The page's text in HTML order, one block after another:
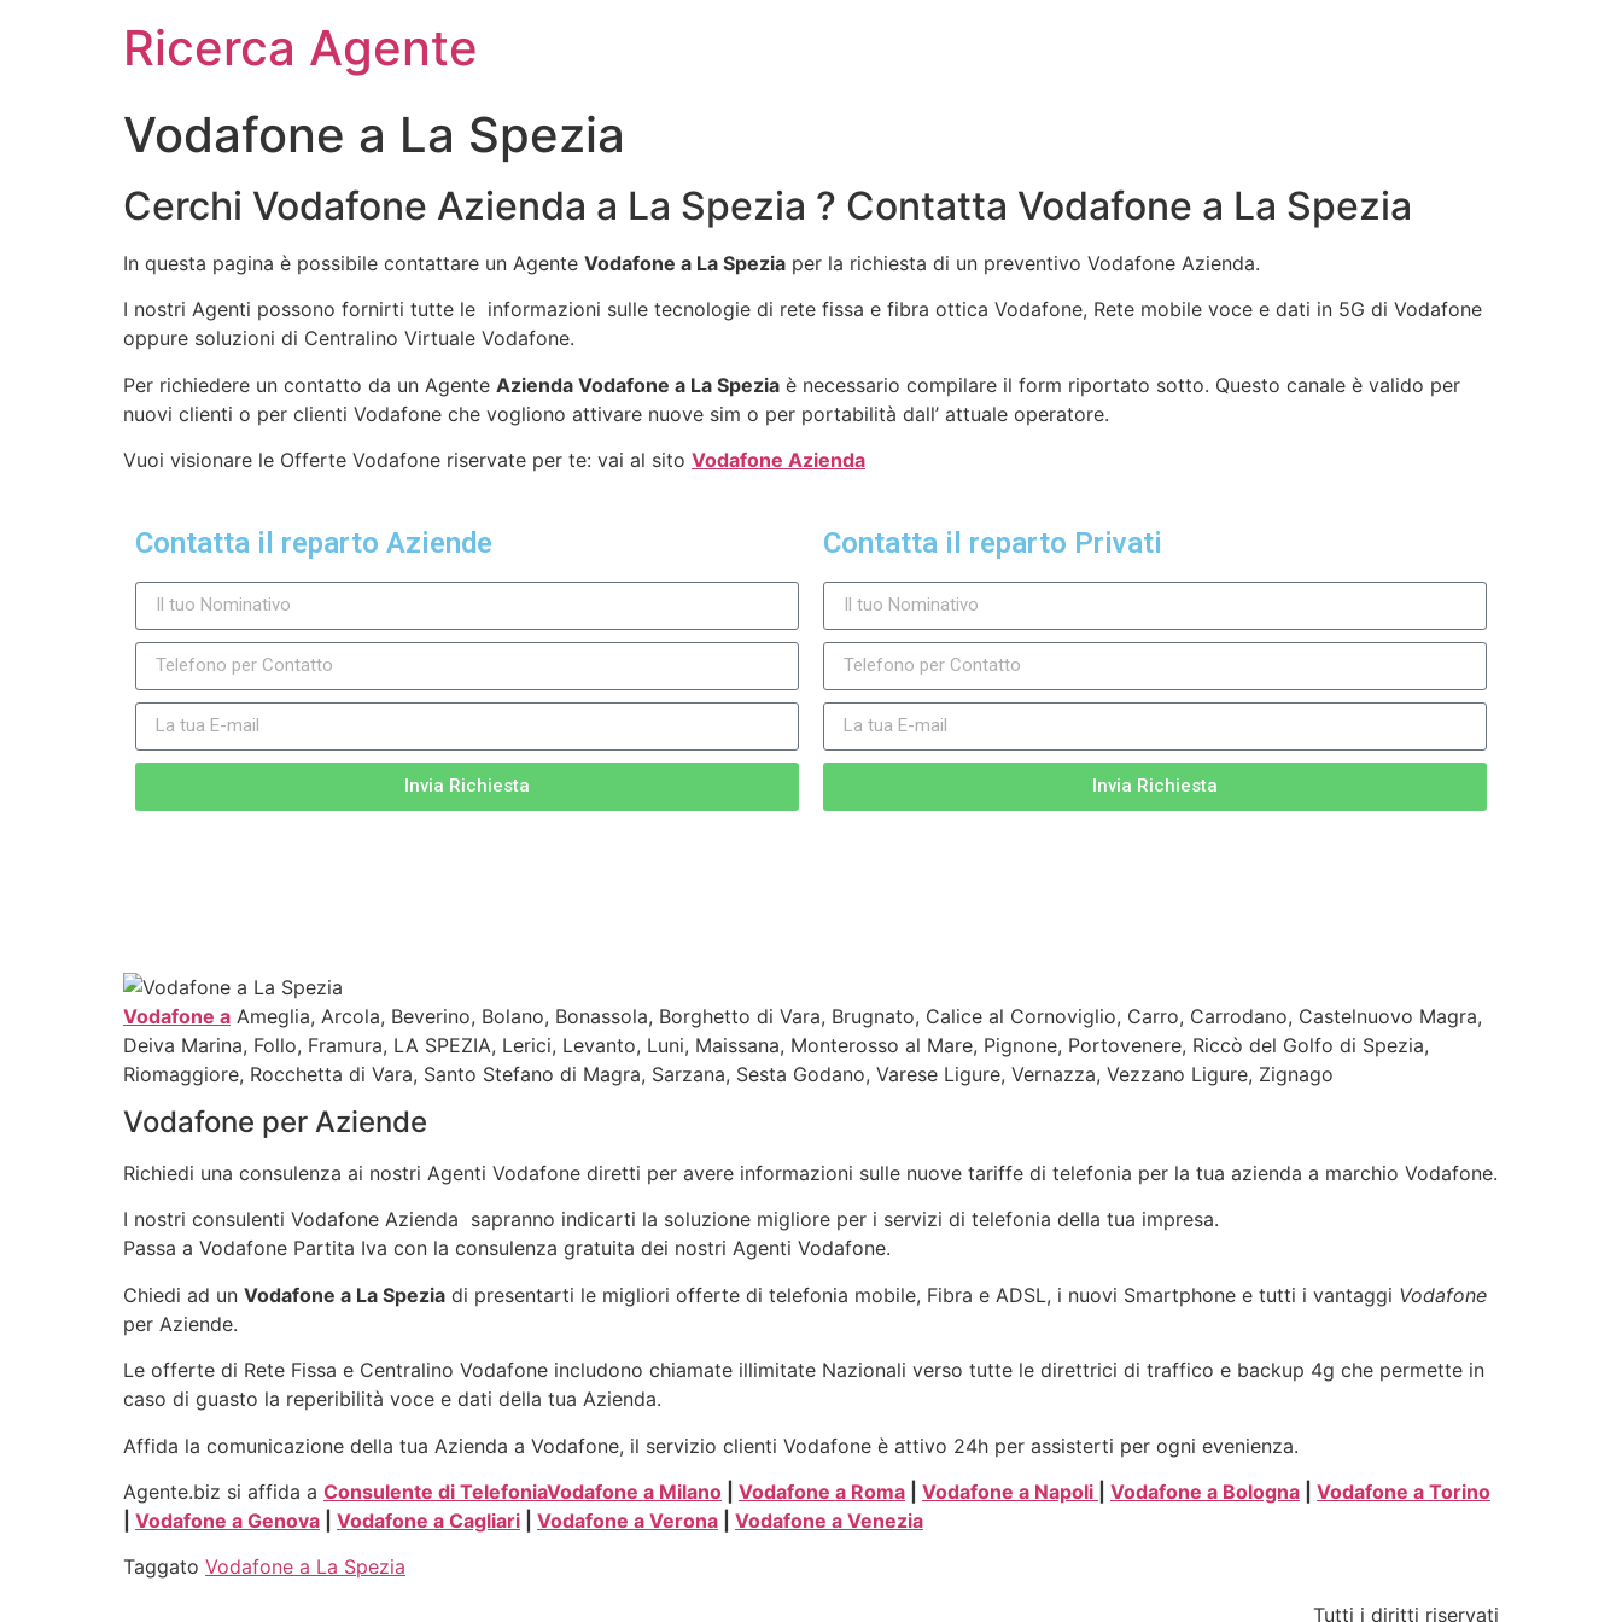
Ricerca Agente
Vodafone a La Spezia
Cerchi Vodafone Azienda a La Spezia ? Contatta Vodafone a La Spezia
In questa pagina è possibile contattare un Agente Vodafone a La Spezia per la richiesta di un preventivo Vodafone Azienda.
I nostri Agenti possono fornirti tutte le informazioni sulle tecnologie di rete fissa e fibra ottica Vodafone, Rete mobile voce e dati in 5G di Vodafone
oppure soluzioni di Centralino Virtuale Vodafone.
Per richiedere un contatto da un Agente Azienda Vodafone a La Spezia è necessario compilare il form riportato sotto. Questo canale è valido per
nuovi clienti o per clienti Vodafone che vogliono attivare nuove sim o per portabilità dall’ attuale operatore.
Vuoi visionare le Offerte Vodafone riservate per te: vai al sito Vodafone Azienda
Contatta il reparto Aziende
Invia Richiesta
Contatta il reparto Privati
Invia Richiesta
Vodafone a Ameglia, Arcola, Beverino, Bolano, Bonassola, Borghetto di Vara, Brugnato, Calice al Cornoviglio, Carro, Carrodano, Castelnuovo Magra,
Deiva Marina, Follo, Framura, LA SPEZIA, Lerici, Levanto, Luni, Maissana, Monterosso al Mare, Pignone, Portovenere, Riccò del Golfo di Spezia,
Riomaggiore, Rocchetta di Vara, Santo Stefano di Magra, Sarzana, Sesta Godano, Varese Ligure, Vernazza, Vezzano Ligure, Zignago
Vodafone per Aziende
Richiedi una consulenza ai nostri Agenti Vodafone diretti per avere informazioni sulle nuove tariffe di telefonia per la tua azienda a marchio Vodafone.
I nostri consulenti Vodafone Azienda sapranno indicarti la soluzione migliore per i servizi di telefonia della tua impresa.
Passa a Vodafone Partita Iva con la consulenza gratuita dei nostri Agenti Vodafone.
Chiedi ad un Vodafone a La Spezia di presentarti le migliori offerte di telefonia mobile, Fibra e ADSL, i nuovi Smartphone e tutti i vantaggi Vodafone
per Aziende.
Le offerte di Rete Fissa e Centralino Vodafone includono chiamate illimitate Nazionali verso tutte le direttrici di traffico e backup 4g che permette in
caso di guasto la reperibilità voce e dati della tua Azienda.
Affida la comunicazione della tua Azienda a Vodafone, il servizio clienti Vodafone è attivo 24h per assisterti per ogni evenienza.
Agente.biz si affida a Consulente di TelefoniaVodafone a Milano Vodafone a Roma Vodafone a Napoli Vodafone a Bologna
Vodafone a Torino
Vodafone a Genova Vodafone a Cagliari Vodafone a Verona
Vodafone a Venezia
Taggato Vodafone a La Spezia
Tutti i diritti riservati